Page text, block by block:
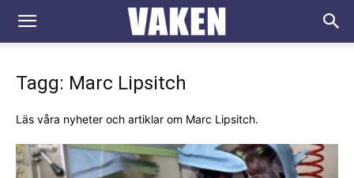
VAKEN.se
Tagg: Marc Lipsitch
Läs våra nyheter och artiklar om Marc Lipsitch.